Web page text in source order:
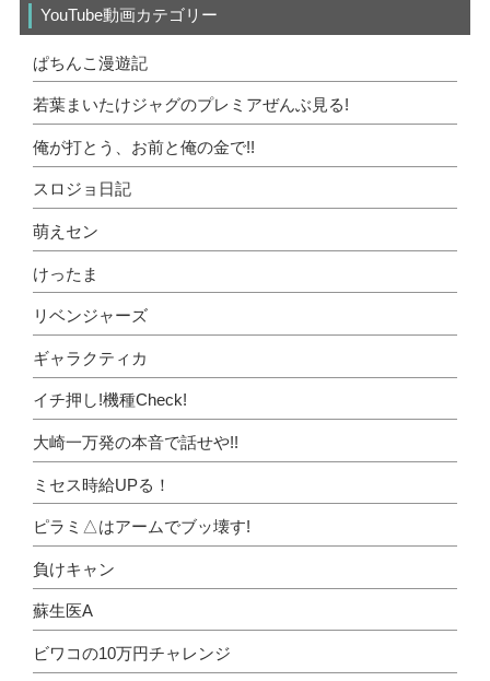
YouTube動画カテゴリー
ぱちんこ漫遊記
若葉まいたけジャグのプレミアぜんぶ見る!
俺が打とう、お前と俺の金で!!
スロジョ日記
萌えセン
けったま
リベンジャーズ
ギャラクティカ
イチ押し!機種Check!
大崎一万発の本音で話せや!!
ミセス時給UPる！
ピラミ△はアームでブッ壊す!
負けキャン
蘇生医A
ビワコの10万円チャレンジ